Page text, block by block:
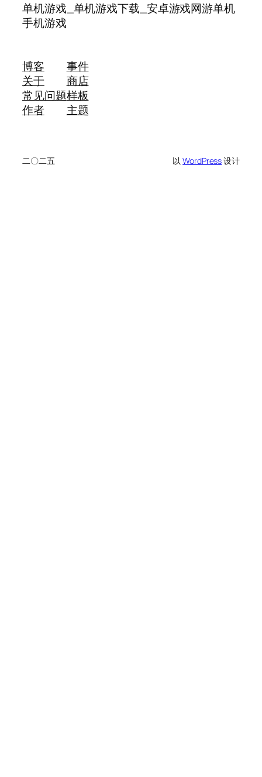
单机游戏_单机游戏下载_安卓游戏网游单机
手机游戏
博客
关于
常见问题
作者
事件
商店
样板
主题
二〇二五 以WordPress设计